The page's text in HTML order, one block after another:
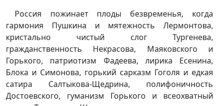
Россия пожинает плоды безвременья, когда
гармония Пушкина и мятежность Лермонтова,
кристально чистый слог Тургенева,
гражданственность Некрасова, Маяковского и
Горького, патриотизм Фадеева, лирика Есенина,
Блока и Симонова, горький сарказм Гоголя и едкая
сатира Салтыкова-Щедрина, полифоничность
Достоевского, гуманизм Горького и всеохватный